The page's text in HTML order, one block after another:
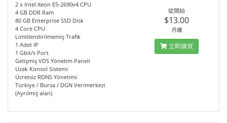
2 x Intel Xeon E5-2690v4 CPU
4 GB DDR Ram
80 GB Enterprise SSD Disk
4 Core CPU
Limitlendirilmemiş Trafik
1 Adet IP
1 Gbit/s Port
Gelişmiş VDS Yönetim Paneli
Uzak Konsol Sistemi
Ücretsiz RDNS Yönetimi
Türkiye / Bursa / DGN Verimerkezi
(Ayrılmış alan)
從開始
$13.00
月繳
立即購買